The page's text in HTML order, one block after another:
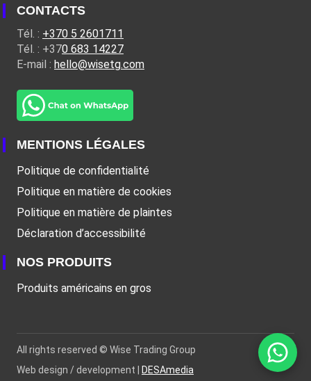
CONTACTS
Tél. : +370 5 2601711
Tél. : +370 683 14227
E-mail : hello@wisetg.com
MENTIONS LÉGALES
Politique de confidentialité
Politique en matière de cookies
Politique en matière de plaintes
Déclaration d’accessibilité
NOS PRODUITS
Produits américains en gros
All rights reserved © Wise Trading Group
Web design / development | DESAmedia